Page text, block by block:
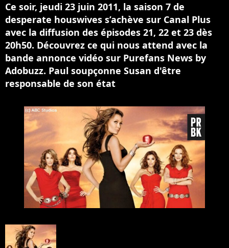
Ce soir, jeudi 23 juin 2011, la saison 7 de
desperate houswives s’achève sur Canal Plus
avec la diffusion des épisodes 21, 22 et 23 dès
20h50. Découvrez ce qui nous attend avec la
bande annonce vidéo sur Purefans News by
Adobuzz. Paul soupçonne Susan d'être
responsable de son état